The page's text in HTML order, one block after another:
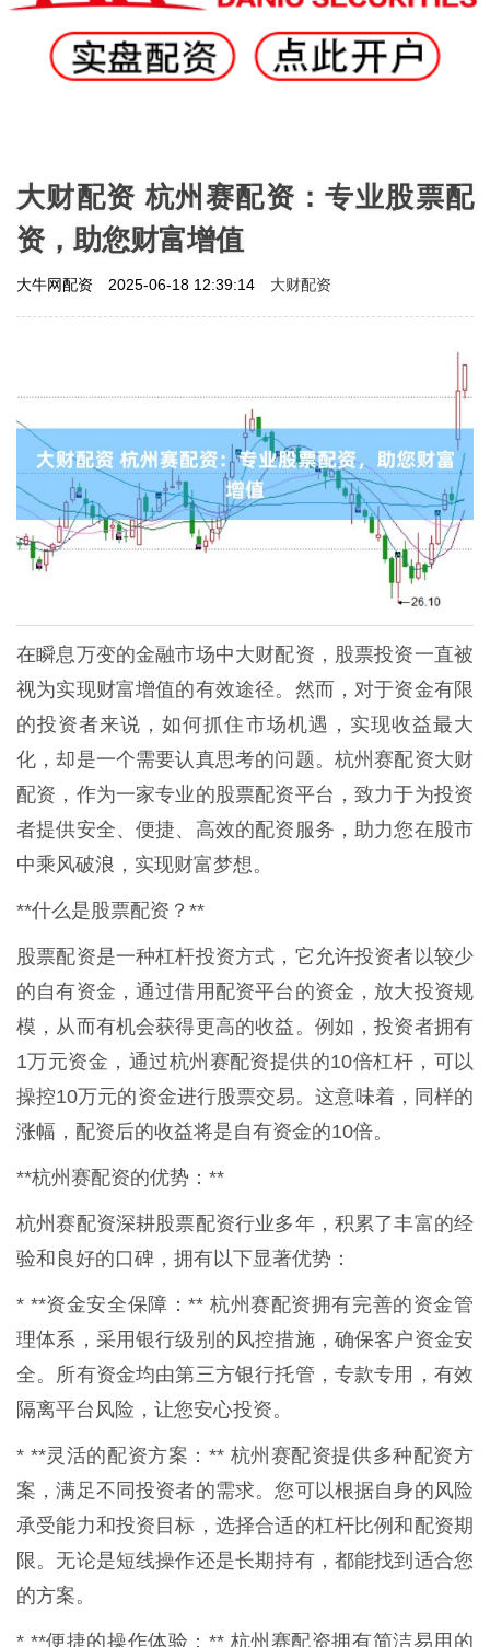
大财配资 杭州赛配资：专业股票配
资，助您财富增值
大牛网配资 2025-06-18 12:39:14 大财配资
在瞬息万变的金融市场中大财配资，股票投资一直被
视为实现财富增值的有效途径。然而，对于资金有限
的投资者来说，如何抓住市场机遇，实现收益最大
化，却是一个需要认真思考的问题。杭州赛配资大财
配资，作为一家专业的股票配资平台，致力于为投资
者提供安全、便捷、高效的配资服务，助力您在股市
中乘风破浪，实现财富梦想。
**什么是股票配资？**
股票配资是一种杠杆投资方式，它允许投资者以较少
的自有资金，通过借用配资平台的资金，放大投资规
模，从而有机会获得更高的收益。例如，投资者拥有
1万元资金，通过杭州赛配资提供的10倍杠杆，可以
操控10万元的资金进行股票交易。这意味着，同样的
涨幅，配资后的收益将是自有资金的10倍。
**杭州赛配资的优势：**
杭州赛配资深耕股票配资行业多年，积累了丰富的经
验和良好的口碑，拥有以下显著优势：
* **资金安全保障：** 杭州赛配资拥有完善的资金管
理体系，采用银行级别的风控措施，确保客户资金安
全。所有资金均由第三方银行托管，专款专用，有效
隔离平台风险，让您安心投资。
* **灵活的配资方案：** 杭州赛配资提供多种配资方
案，满足不同投资者的需求。您可以根据自身的风险
承受能力和投资目标，选择合适的杠杆比例和配资期
限。无论是短线操作还是长期持有，都能找到适合您
的方案。
* **便捷的操作体验：** 杭州赛配资拥有简洁易用的